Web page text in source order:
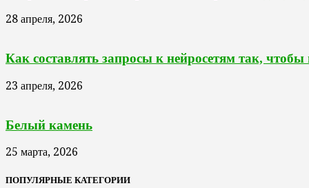
28 апреля, 2026
Как составлять запросы к нейросетям так,
23 апреля, 2026
Белый камень
25 марта, 2026
ПОПУЛЯРНЫЕ КАТЕГОРИИ